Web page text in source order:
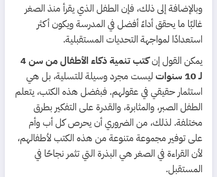
وبالإضافة إلى ذلك، فإن الطفل الذي يقرأ منذ الصغر
غالبًا ما يحقق أداءً أفضل في المدرسة ويكون أكثر
استعدادًا لمواجهة التحديات المستقبلية.
يمكن القول إن
كتب تنمية ذكاء الأطفال من سن 4
لـ 10 سنوات
ليست مجرد وسيلة للتسلية، بل هي
استثمار حقيقي في عقولهم. فبفضل هذه الكتب، يتعلم
الطفل الصبر، والمثابرة، والقدرة على التفكير بطرق
مختلفة. لذلك، من الضروري أن يحرص كل أب وأم
على توفير مجموعة متنوعة من هذه الكتب لأطفالهم،
لأن القراءة في الصغر هي البذرة التي تثمر نجاحًا في
المستقبل.